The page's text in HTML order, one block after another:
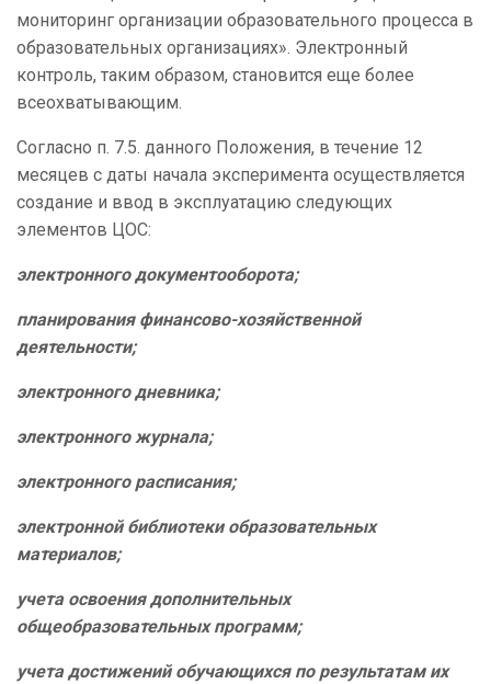
мониторинг организации образовательного процесса в
образовательных организациях». Электронный
контроль, таким образом, становится еще более
всеохватывающим.
Согласно п. 7.5. данного Положения, в течение 12
месяцев с даты начала эксперимента осуществляется
создание и ввод в эксплуатацию следующих
элементов ЦОС:
электронного документооборота;
планирования финансово-хозяйственной
деятельности;
электронного дневника;
электронного журнала;
электронного расписания;
электронной библиотеки образовательных
материалов;
учета освоения дополнительных
общеобразовательных программ;
учета достижений обучающихся по результатам их